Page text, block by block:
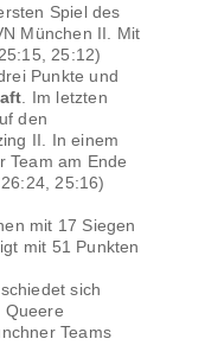
Spiel des
München II. Mit
25:12)
Punkte und
. Im letzten
den
II. In einem
Team am Ende
25:16)
mit 17 Siegen
mit 51 Punkten
sich
Queere
Teams